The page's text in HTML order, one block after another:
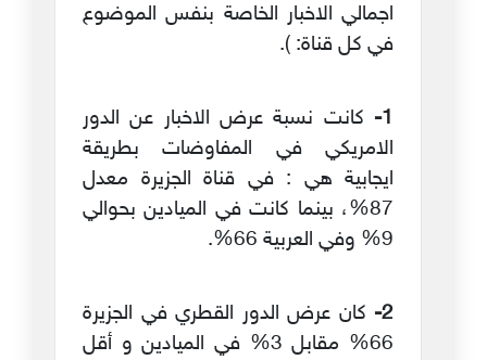
اجمالي الاخبار الخاصة بنفس الموضوع
في كل قناة: ).
1-
كانت نسبة عرض الاخبار عن الدور
الامريكي في المفاوضات بطريقة
ايجابية هي : في قناة الجزيرة معدل
87%، بينما كانت في الميادين بحوالي
9% وفي العربية 66%.
2-
كان عرض الدور القطري في الجزيرة
66% مقابل 3% في الميادين و أقل